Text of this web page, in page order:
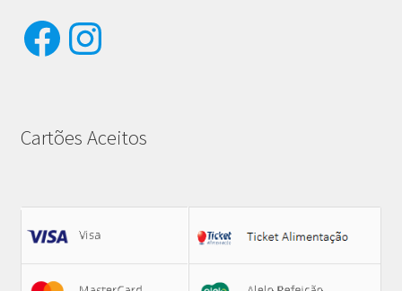
Facebook
Instagram
Cartões Aceitos